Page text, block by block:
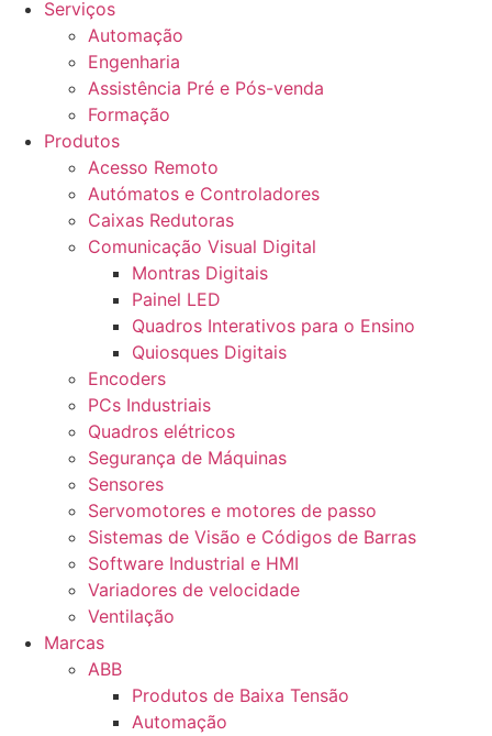
Serviços
Automação
Engenharia
Assistência Pré e Pós-venda
Formação
Produtos
Acesso Remoto
Autómatos e Controladores
Caixas Redutoras
Comunicação Visual Digital
Montras Digitais
Painel LED
Quadros Interativos para o Ensino
Quiosques Digitais
Encoders
PCs Industriais
Quadros elétricos
Segurança de Máquinas
Sensores
Servomotores e motores de passo
Sistemas de Visão e Códigos de Barras
Software Industrial e HMI
Variadores de velocidade
Ventilação
Marcas
ABB
Produtos de Baixa Tensão
Automação